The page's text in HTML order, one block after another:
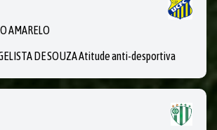
AMARELO
DE SOUZA Atitude anti-desportiva